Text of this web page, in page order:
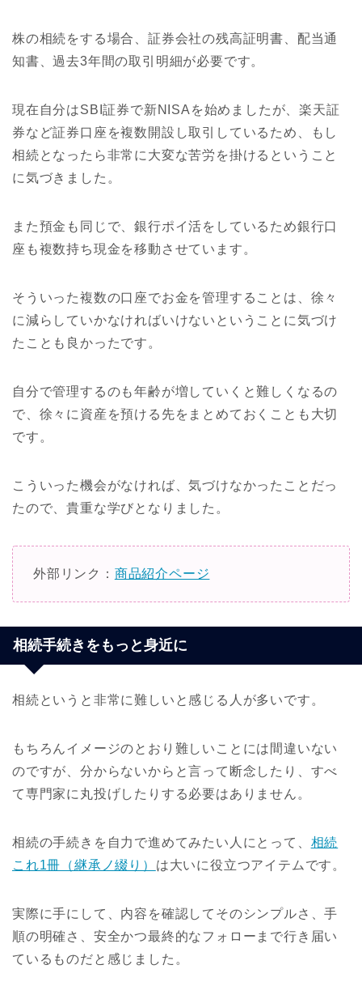
株の相続をする場合、証券会社の残高証明書、配当通
知書、過去3年間の取引明細が必要です。
現在自分はSBI証券で新NISAを始めましたが、楽天証
券など証券口座を複数開設し取引しているため、もし
相続となったら非常に大変な苦労を掛けるということ
に気づきました。
また預金も同じで、銀行ポイ活をしているため銀行口
座も複数持ち現金を移動させています。
そういった複数の口座でお金を管理することは、徐々
に減らしていかなければいけないということに気づけ
たことも良かったです。
自分で管理するのも年齢が増していくと難しくなるの
で、徐々に資産を預ける先をまとめておくことも大切
です。
こういった機会がなければ、気づけなかったことだっ
たので、貴重な学びとなりました。
外部リンク： 商品紹介ページ
相続手続きをもっと身近に
相続というと非常に難しいと感じる人が多いです。
もちろんイメージのとおり難しいことには間違いない
のですが、分からないからと言って断念したり、すべ
て専門家に丸投げしたりする必要はありません。
相続の手続きを自力で進めてみたい人にとって、 相続
これ1冊（継承ノ綴り） は大いに役立つアイテムです。
実際に手にして、内容を確認してそのシンプルさ、手
順の明確さ、安全かつ最終的なフォローまで行き届い
ているものだと感じました。